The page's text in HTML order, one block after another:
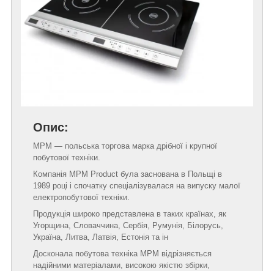
Опис:
MPM — польська торгова марка дрібної і крупної
побутової техніки.
Компанія MPM Product була заснована в Польщі в
1989 році і спочатку спеціалізувалася на випуску малої
електропобутової техніки.
Продукція широко представлена в таких країнах, як
Угорщина, Словаччина, Сербія, Румунія, Білорусь,
Україна, Литва, Латвія, Естонія та ін
Досконала побутова техніка MPM відрізняється
надійними матеріалами, високою якістю збірки,